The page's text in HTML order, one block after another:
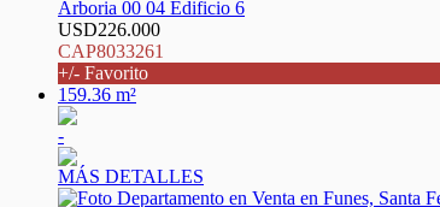
Arboria 00 04 Edificio 6
USD226.000
CAP8033261
+/- Favorito
159.36 m²
-
MÁS DETALLES